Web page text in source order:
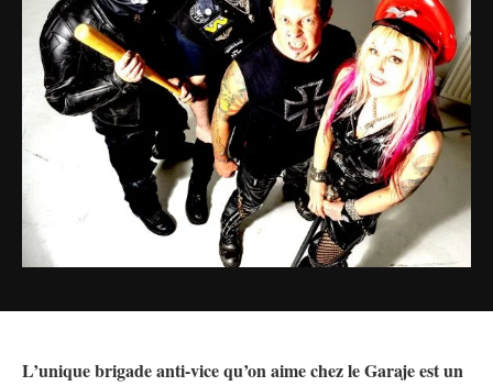
L’unique brigade anti-vice qu’on aime chez le Garaje est un